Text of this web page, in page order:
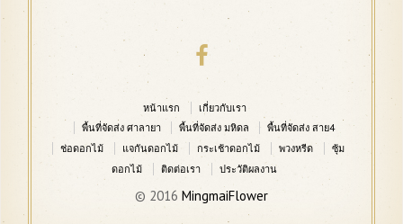
หน้าแรก
เกี่ยวกับเรา
พื้นที่จัดส่ง ศาลายา
พื้นที่จัดส่ง มหิดล
พื้นที่จัดส่ง สาย4
ช่อดอกไม้
แจกันดอกไม้ กระเช้าดอกไม้ พวงหรีด
ซุ้ม
ดอกไม้
ติดต่อเรา ประวัติผลงาน
© 2016 MingmaiFlower